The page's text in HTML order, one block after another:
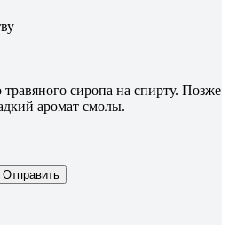
сиропа на спирту. Позже
аромат смолы.
Отправить